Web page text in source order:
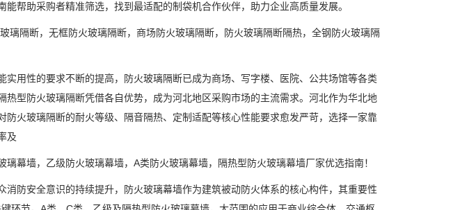
帮助采购者精准筛选，找到最适配的制袋机合作伙伴，助力企业高质量发展。
隔断，无框防火玻璃隔断，商场防火玻璃隔断，防火玻璃隔断隔热，全钢防火玻璃隔
用性的要求不断的提高，防火玻璃隔断已成为商场、写字楼、医院、公共场馆等各类
热型防火玻璃隔断凭借各自优势，成为河北地区采购市场的主流需求。河北作为华北地
防火玻璃隔断的耐火等级、隔音隔热、定制适配等核心性能要求愈发严苛，选择一家靠
及
墙，乙级防火玻璃幕墙，A类防火玻璃幕墙，隔热型防火玻璃幕墙厂家优选指南！
防安全意识的持续提升，防火玻璃幕墙作为建筑被动防火体系的核心构件，其重要性